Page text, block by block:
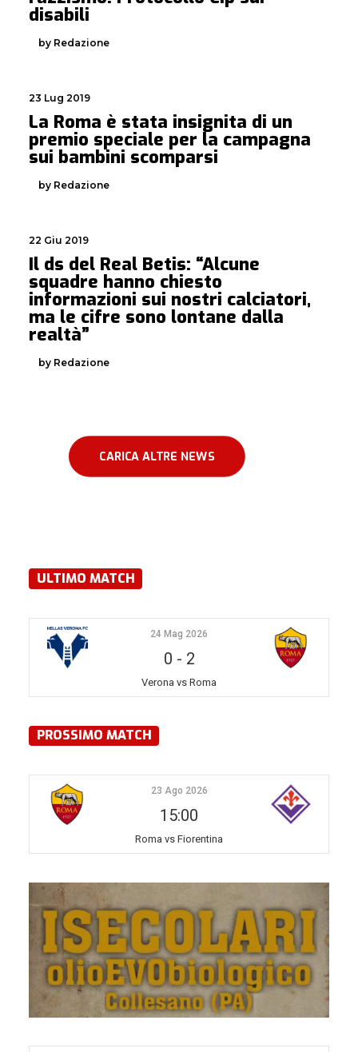
disabili
by Redazione
23 Lug 2019
La Roma è stata insignita di un
premio speciale per la campagna
sui bambini scomparsi
by Redazione
22 Giu 2019
Il ds del Real Betis: “Alcune
squadre hanno chiesto
informazioni sui nostri calciatori,
ma le cifre sono lontane dalla
realtà”
by Redazione
CARICA ALTRE NEWS
ULTIMO MATCH
24 Mag 2026
0 - 2
Verona vs Roma
PROSSIMO MATCH
23 Ago 2026
15:00
Roma vs Fiorentina